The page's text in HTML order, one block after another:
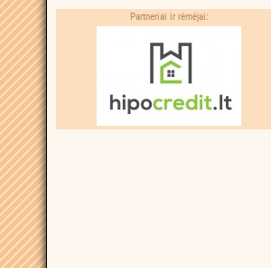
Partneriai ir rėmėjai: